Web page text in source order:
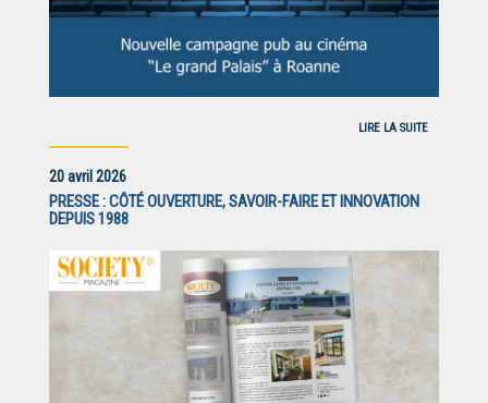
LIRE LA SUITE
20 avril 2026
PRESSE : CÔTÉ OUVERTURE, SAVOIR-FAIRE ET INNOVATION
DEPUIS 1988